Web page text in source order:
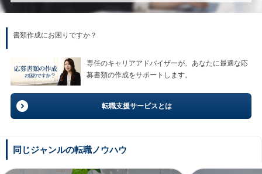
書類作成にお困りですか？
専任のキャリアアドバイザーが、あなたに最適な応
募書類の作成をサポートします。
転職支援サービスとは
同じジャンルの転職ノウハウ